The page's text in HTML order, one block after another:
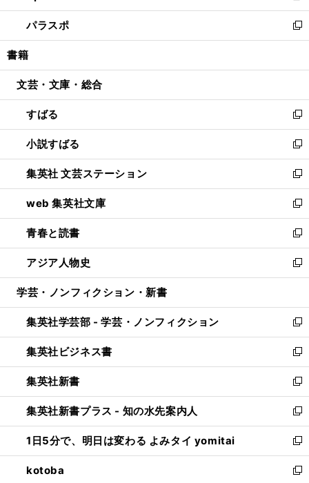
ウ
で
開
ン
ド
ウ
開
ウ
ィ
ン
ウ
開
く
し
い
ウ
ン
ウ
で
開
く
パラスポ
新
し
ウ
ン
ド
ウ
で
開
く
書籍
文芸・文庫・総合
すばる
新
し
い
ウ
ィ
ン
ド
ウ
で
開
く
小説すばる
新
し
い
ウ
ィ
ン
ド
ウ
で
開
集英社 文芸ステーション
新
し
い
ウ
ィ
ン
ド
ウ
開
く
web 集英社文庫
新
し
い
ウ
ィ
ン
ウ
で
開
く
青春と読書
新
し
い
ウ
ン
ド
ウ
で
開
く
アジア人物史
新
し
ウ
ィ
ン
ド
ウ
で
開
く
学芸・ノンフィクション・新書
集英社学芸部 - 学芸・ノンフィクション
新
し
い
ウ
ィ
ン
ド
ウ
で
開
く
集英社ビジネス書
新
し
い
ウ
ィ
ン
ド
ウ
で
集英社新書
新
し
い
ウ
ィ
ン
ド
集英社新書プラス - 知の水先案内人
新
し
い
ウ
ィ
1日5分で、明日は変わる よみタイ yomitai
新
し
い
kotoba
新